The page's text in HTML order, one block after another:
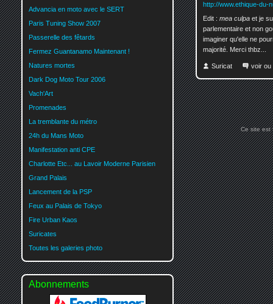
http://www.ethique-du-
Edit : mea culpa et je
parlementaire et non
imaginer qu'elle ne
majorité. Merci thbz...
Suricat voir ou
Advancia en moto avec le SERT
Paris Tuning Show 2007
Passerelle des fêtards
Fermez Guantanamo Maintenant !
Natures mortes
Dark Dog Moto Tour 2006
Vach'Art
Promenades
La tremblante du métro
24h du Mans Moto
Manifestation anti CPE
Charlotte Etc... au Lavoir Moderne Parisien
Grand Palais
Lancement de la PSP
Feux au Palais de Tokyo
Fire Urban Kaos
Suricates
Toutes les galeries photo
Abonnements
Ce site est